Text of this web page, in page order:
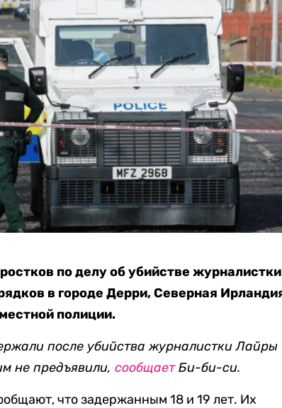
по делу об убийстве журналистки
в городе Дерри, Северная
полиции.
после убийства журналистки Лайры
не предъявили,сообщаетБи-би-си.
что задержанным 18 и 19 лет. Их